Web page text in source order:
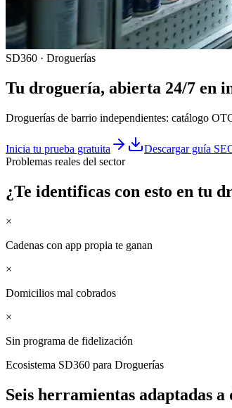
SD360 · Droguerías
Tu droguería, abierta 24/7 en
Droguerías de barrio independientes: catálogo
Inicia tu prueba gratuita
Descargar guía
Problemas reales del sector
¿Te identificas con esto en tu
×
Cadenas con app propia te ganan
×
Domicilios mal cobrados
×
Sin programa de fidelización
Ecosistema SD360 para Droguerías
Seis herramientas adaptadas a